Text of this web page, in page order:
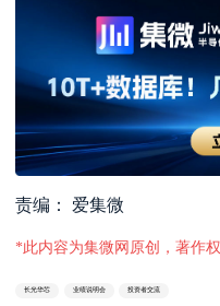
责编： 爱集微
*此内容为集微网原创，著作
长光华芯 业绩说明会 投资者交流